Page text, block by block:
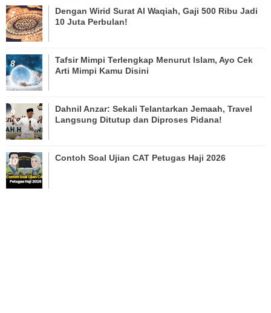
Dengan Wirid Surat Al Waqiah, Gaji 500 Ribu Jadi
10 Juta Perbulan!
Tafsir Mimpi Terlengkap Menurut Islam, Ayo Cek
Arti Mimpi Kamu Disini
Dahnil Anzar: Sekali Telantarkan Jemaah, Travel
Langsung Ditutup dan Diproses Pidana!
Contoh Soal Ujian CAT Petugas Haji 2026